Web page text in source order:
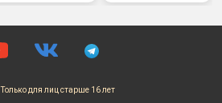
Только для лиц старше 16 лет